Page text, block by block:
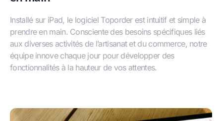
Installé sur iPad, le logiciel Toporder est intuitif et simple à
prendre en main. Consciente des besoins spécifiques liés
aux diverses activités de l’artisanat et du commerce, notre
équipe innove chaque jour pour développer des
fonctionnalités à la hauteur de vos attentes.